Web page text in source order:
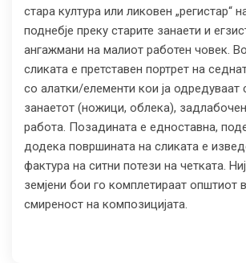
стара култура или ликовен „регистар“
поднебје преку старите занаети и
ангажмани на малиот работен човек.
сликата е претставен портрет на
со алатки/елементи кои ја одредуваат
занаетот (ножици, облека),
работа. Позадината е едноставна,
додека површината на сликата е
фактура на ситни потези на четката.
земјени бои го комплетираат општиот
смиреност на композицијата.